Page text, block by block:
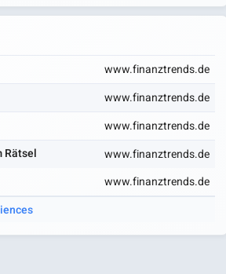
www.finanztrends.de
www.finanztrends.de
www.finanztrends.de
Rätsel
www.finanztrends.de
www.finanztrends.de